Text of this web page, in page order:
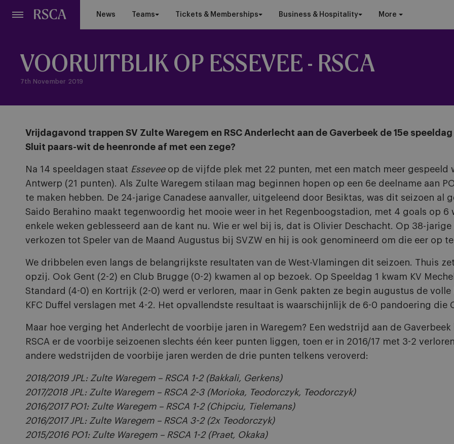
News Teams Tickets & Memberships Business & Hospitality More
VOORUITBLIK OP ESSEVEE - RSCA
7th November 2019
Vrijdagavond trappen SV Zulte Waregem en RSC Anderlecht aan de Gaverbeek de 15e
Sluit paars-wit de heenronde af met een zege?
Na 14 speeldagen staat Esseveeop de vijfde plek met 22 punten, met een match meer gespeeld
Antwerp (21 punten). Als Zulte Waregem stilaan mag beginnen hopen op een 6e deelname aan
te maken hebben. De 24-jarige Canadese aanvaller, uitgeleend door Besiktas, was dit seizoen al
Saido Berahino maakt tegenwoordig het mooie weer in het Regenboogstadion, met 4 goals op 6
enkele weken geblesseerd aan de kant nu. Wie er wel bij is, dat is Olivier Deschacht. Op 38-
verkozen tot Speler van de Maand Augustus bij SVZW en hij is ook genomineerd om die eer op
We dribbelen even langs de belangrijkste resultaten van de West-Vlamingen dit seizoen. Thuis
opzij. Ook Gent (2-2) en Club Brugge (0-2) kwamen al op bezoek. Op Speeldag 1 kwam KV
Standard (4-0) en Kortrijk (2-0) werd er verloren, maar in Genk pakten ze begin augustus de volle
KFC Duffel verslagen met 4-2. Het opvallendste resultaat is waarschijnlijk de 6-0 pandoering die
Maar hoe verging het Anderlecht de voorbije jaren in Waregem? Een wedstrijd aan de
RSCA er de voorbije seizoenen slechts één keer punten liggen, toen er in 2016/17 met 3-2
andere wedstrijden de voorbije jaren werden de drie punten telkens veroverd:
2018/2019 JPL: Zulte Waregem – RSCA 1-2 (Bakkali, Gerkens)
2017/2018 JPL: Zulte Waregem – RSCA 2-3 (Morioka, Teodorczyk, Teodorczyk)
2016/2017 PO1: Zulte Waregem – RSCA 1-2 (Chipciu, Tielemans)
2016/2017 JPL: Zulte Waregem – RSCA 3-2 (2x Teodorczyk)
2015/2016 PO1: Zulte Waregem – RSCA 1-2 (Praet, Okaka)